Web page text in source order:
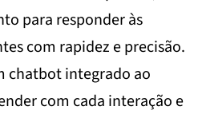
para responder às
com rapidez e precisão.
chatbot integrado ao
com cada interação e